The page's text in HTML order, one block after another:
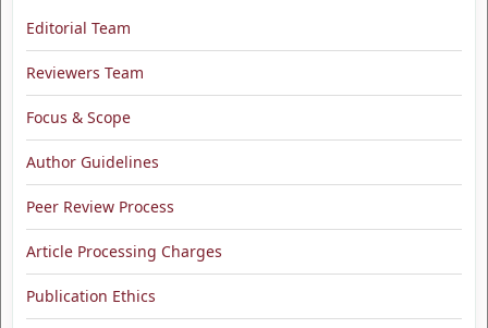
Editorial Team
Reviewers Team
Focus & Scope
Author Guidelines
Peer Review Process
Article Processing Charges
Publication Ethics